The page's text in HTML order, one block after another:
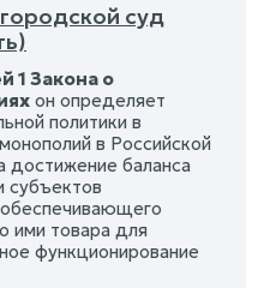
суд
1 Закона о
он определяет
политики в
в Российской
достижение баланса
субъектов
ими товара для
функционирование